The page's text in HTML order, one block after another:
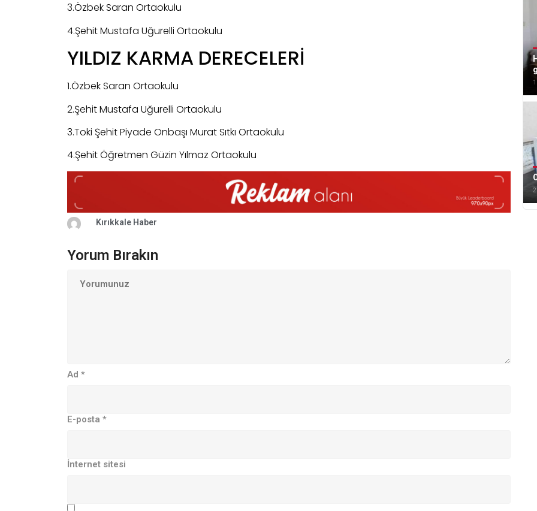
3.Özbek Saran Ortaokulu
4.Şehit Mustafa Uğurelli Ortaokulu
YILDIZ KARMA DERECELERİ
1.Özbek Saran Ortaokulu
2.Şehit Mustafa Uğurelli Ortaokulu
3.Toki Şehit Piyade Onbaşı Murat Sıtkı Ortaokulu
4.Şehit Öğretmen Güzin Yılmaz Ortaokulu
Kırıkkale Haber
Yorum Bırakın
Ad *
E-posta *
İnternet sitesi
2